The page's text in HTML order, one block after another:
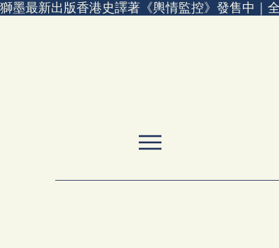
獅墨最新出版香港史譯著《輿情監控》發售中｜